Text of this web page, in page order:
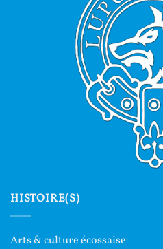
HISTOIRE(S)
Arts & culture écossaise